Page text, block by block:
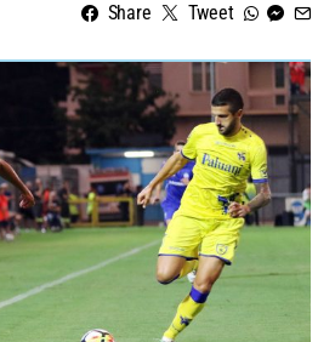
Share Tweet